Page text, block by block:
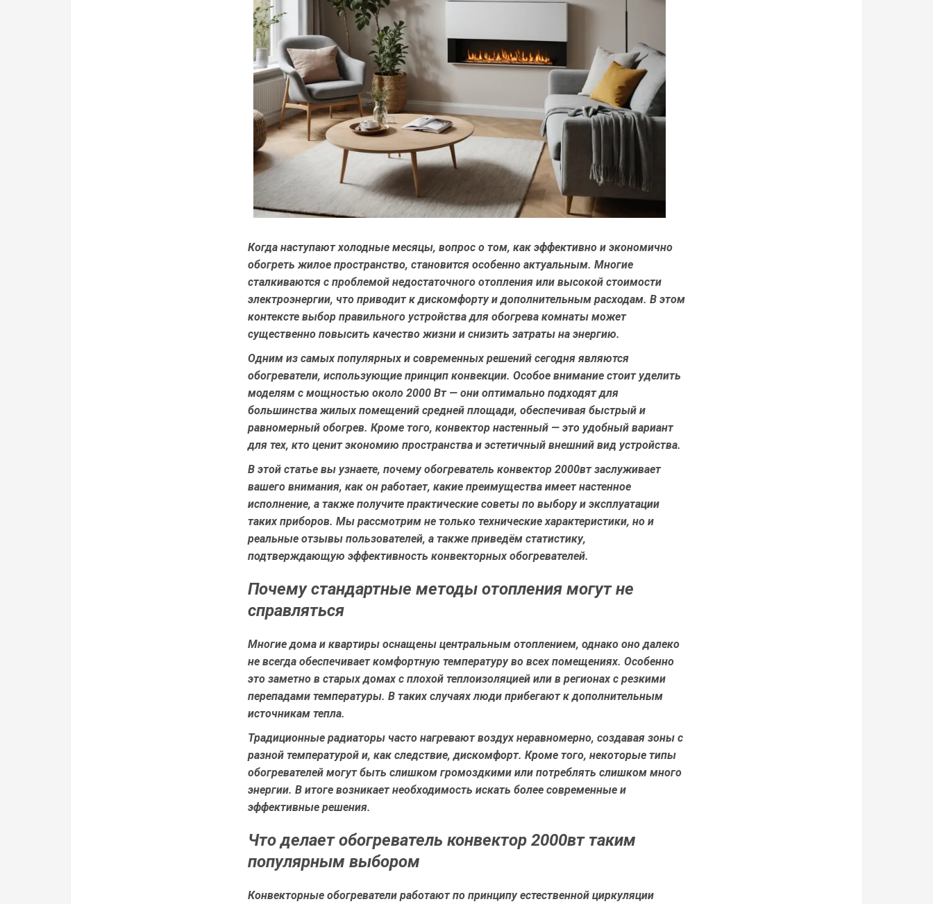
Когда наступают холодные месяцы, вопрос о том, как эффективно и экономично
обогреть жилое пространство, становится особенно актуальным. Многие
сталкиваются с проблемой недостаточного отопления или высокой стоимости
электроэнергии, что приводит к дискомфорту и дополнительным расходам. В этом
контексте выбор правильного устройства для обогрева комнаты может
существенно повысить качество жизни и снизить затраты на энергию.
Одним из самых популярных и современных решений сегодня являются
обогреватели, использующие принцип конвекции. Особое внимание стоит уделить
моделям с мощностью около 2000 Вт — они оптимально подходят для
большинства жилых помещений средней площади, обеспечивая быстрый и
равномерный обогрев. Кроме того, конвектор настенный — это удобный вариант
для тех, кто ценит экономию пространства и эстетичный внешний вид устройства.
В этой статье вы узнаете, почему обогреватель конвектор 2000вт заслуживает
вашего внимания, как он работает, какие преимущества имеет настенное
исполнение, а также получите практические советы по выбору и эксплуатации
таких приборов. Мы рассмотрим не только технические характеристики, но и
реальные отзывы пользователей, а также приведём статистику,
подтверждающую эффективность конвекторных обогревателей.
Почему стандартные методы отопления могут не
справляться
Многие дома и квартиры оснащены центральным отоплением, однако оно далеко
не всегда обеспечивает комфортную температуру во всех помещениях. Особенно
это заметно в старых домах с плохой теплоизоляцией или в регионах с резкими
перепадами температуры. В таких случаях люди прибегают к дополнительным
источникам тепла.
Традиционные радиаторы часто нагревают воздух неравномерно, создавая зоны с
разной температурой и, как следствие, дискомфорт. Кроме того, некоторые типы
обогревателей могут быть слишком громоздкими или потреблять слишком много
энергии. В итоге возникает необходимость искать более современные и
эффективные решения.
Что делает обогреватель конвектор 2000вт таким
популярным выбором
Конвекторные обогреватели работают по принципу естественной циркуляции